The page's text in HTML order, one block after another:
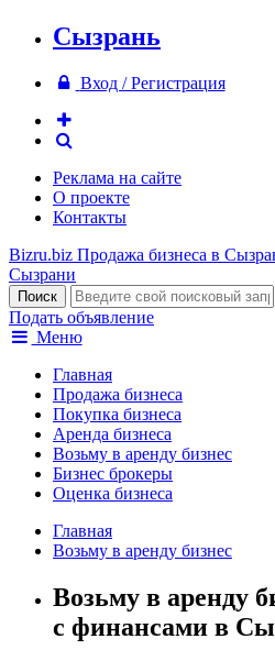
Сызрань
Вход / Регистрация
Реклама на сайте
О проекте
Контакты
Bizru.biz Продажа бизнеса в
Сызрани
Подать объявление
Меню
Главная
Продажа бизнеса
Покупка бизнеса
Аренда бизнеса
Возьму в аренду бизнес
Бизнес брокеры
Оценка бизнеса
Главная
Возьму в аренду бизнес
Возьму в аренду
с финансами в